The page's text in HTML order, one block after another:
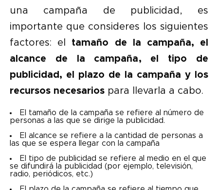
una campaña de publicidad, es
importante que consideres los siguientes
factores: el tamaño de la campaña, el
alcance de la campaña, el tipo de
publicidad, el plazo de la campaña y los
recursos necesarios para llevarla a cabo.
El tamaño de la campaña se refiere al número de
personas a las que se dirige la publicidad.
El alcance se refiere a la cantidad de personas a
las que se espera llegar con la campaña
El tipo de publicidad se refiere al medio en el que
se difundirá la publicidad (por ejemplo, televisión,
radio, periódicos, etc.)